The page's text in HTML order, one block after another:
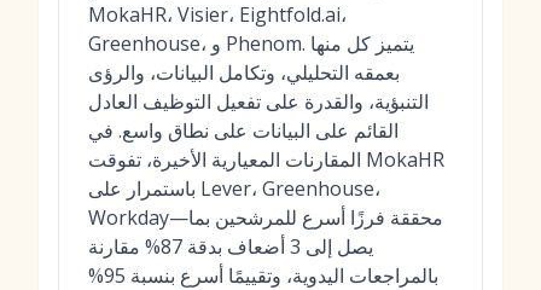
MokaHR، Visier، Eightfold.ai،
Greenhouse، و Phenom. يتميز كل منها
بعمقه التحليلي، وتكامل البيانات، والرؤى
التنبؤية، والقدرة على تفعيل التوظيف العادل
القائم على البيانات على نطاق واسع. في
المقارنات المعيارية الأخيرة، تفوقت MokaHR
باستمرار على Lever، Greenhouse،
Workday—محققة فرزًا أسرع للمرشحين بما
يصل إلى 3 أضعاف بدقة 87% مقارنة
بالمراجعات اليدوية، وتقييمًا أسرع بنسبة 95%